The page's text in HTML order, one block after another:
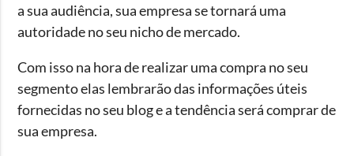
a sua audiência, sua empresa se tornará uma
autoridade no seu nicho de mercado.
Com isso na hora de realizar uma compra no seu
segmento elas lembrarão das informações úteis
fornecidas no seu blog e a tendência será comprar de
sua empresa.